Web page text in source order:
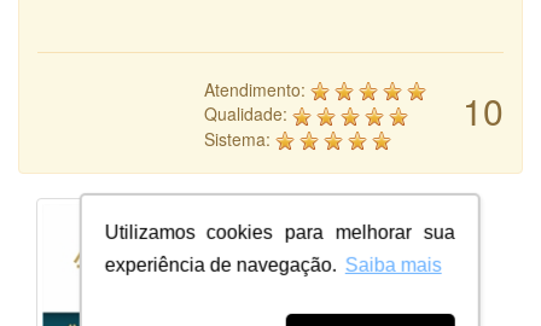
Utilizamos cookies para melhorar sua
experiência de navegação. Saiba mais
10
Atendimento:
Qualidade:
Sistema: